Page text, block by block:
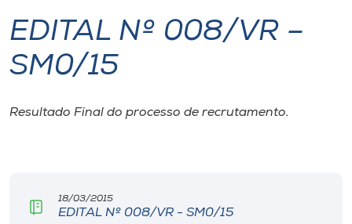
Internacionalização
I.nova
CPA
EDITAL Nº 008/VR –
SM0/15
Resultado Final do processo de recrutamento.
18/03/2015
EDITAL Nº 008/VR - SM0/15